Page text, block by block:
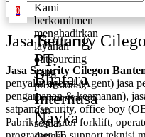
Kami
berkomitmen
menghadirkan
layanan
outsourcing
yang
profesional,
terpercaya,
dan
sesuai
Tentang
PT.
Bhatara
Internusa
Nayka
0
Jasa Security
Jasa Security Cilegon
penyalur agensi (Agent) jasa
pengamanan & keamanan),
satpam/security, office boy
Pabrik, operator forklift,